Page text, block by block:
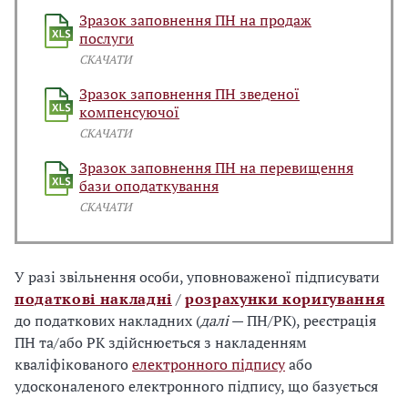
Зразок заповнення ПН на продаж
послуги
СКАЧАТИ
Зразок заповнення ПН зведеної
компенсуючої
СКАЧАТИ
Зразок заповнення ПН на перевищення
бази оподаткування
СКАЧАТИ
У разі звільнення особи, уповноваженої підписувати
податкові накладні /розрахунки коригування
до податкових накладних (далі— ПН/РК), реєстрація
ПН та/або РК здійснюється з накладенням
кваліфікованогоелектронного підписуабо
удосконаленого електронного підпису, що базується